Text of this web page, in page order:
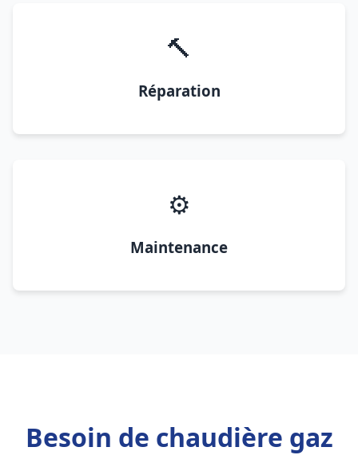
🔨
Réparation
⚙️
Maintenance
Besoin de chaudière gaz